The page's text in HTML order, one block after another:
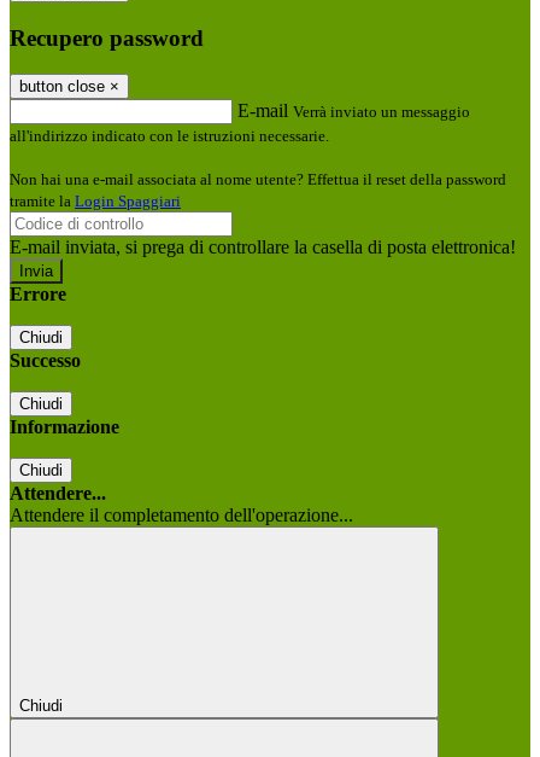
Recupero password
button close ×
E-mail Verrà inviato un messaggio
all'indirizzo indicato con le istruzioni necessarie.
Non hai una e-mail associata al nome utente? Effettua il reset della password
tramite la Login Spaggiari
E-mail inviata, si prega di controllare la casella di posta elettronica!
Errore
Chiudi
Successo
Chiudi
Informazione
Chiudi
Attendere...
Attendere il completamento dell'operazione...
Chiudi